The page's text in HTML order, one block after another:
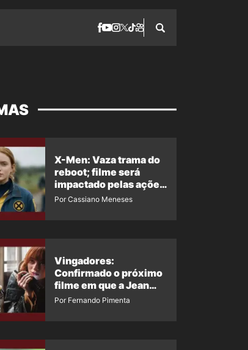
X-Men: Vaza trama do
reboot; filme será
impactado pelas ações
de Jean Grey em
Por Cassiano Meneses
Vingadores:
Confirmado o próximo
filme em que a Jean
Grey irá aparecer
Por Fernando Pimenta